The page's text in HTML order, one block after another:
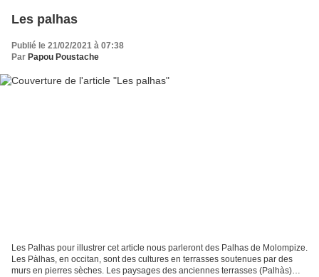
Les palhas
Publié le 21/02/2021 à 07:38
Par Papou Poustache
Les Palhas pour illustrer cet article nous parleront des Palhas de Molompize.
Les Pàlhas, en occitan, sont des cultures en terrasses soutenues par des
murs en pierres sèches. Les paysages des anciennes terrasses (Palhàs)